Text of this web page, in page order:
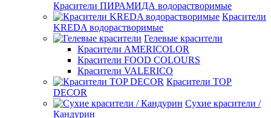
Красители ПИРАМИДА водорастворимые
Красители
KREDA водорастворимые
Гелевые красители
Красители AMERICOLOR
Красители FOOD COLOURS
Красители VALERICO
Красители TOP
DECOR
Сухие красители /
Кандурин